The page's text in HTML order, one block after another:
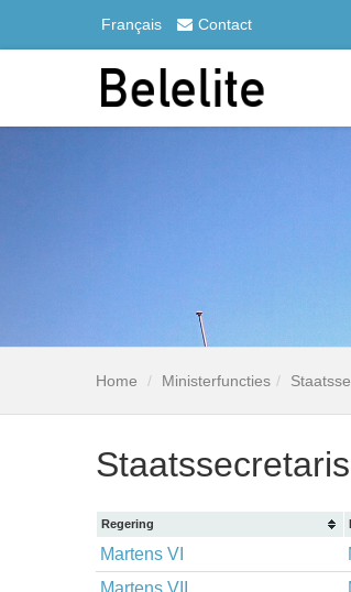
Français Contact
Home Ministerfuncties
Regering
Martens VI
Martens VII